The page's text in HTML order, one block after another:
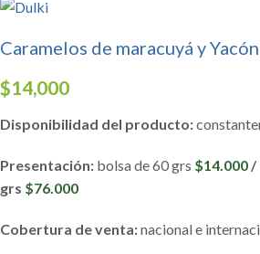
Caramelos de maracuyá y Yacón
$14,000
Disponibilidad del producto:
Presentación: bolsa de 60 grs $14.000 /
grs $76.000
Cobertura de venta:nacional e